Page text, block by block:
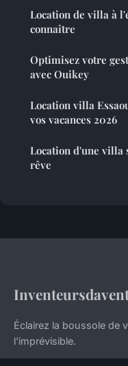
Location de villa à
connaître
Optimisez votre
avec Ouikey
Location villa
vos vacances 2026
Location d'une villa
rêve
Éclairez la boussole de
l'imprévisible.